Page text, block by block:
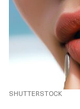
SHUTTERSTOCK